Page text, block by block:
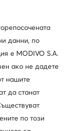
данни, по
е MODIVO S.A.
ако не дадете
нашите
да станат
по този